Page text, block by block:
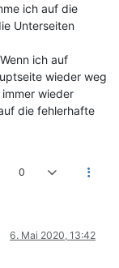
ich auf die
Unterseiten
ich auf
wieder weg
wieder
die fehlerhafte
0
6. Mai 2020, 13:42